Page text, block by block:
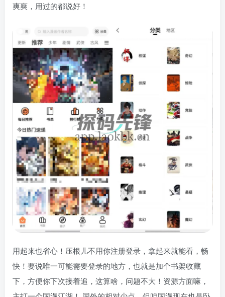
爽爽，用过的都说好！
用起来也省心！压根儿不用你注册登录，拿起来就能看，畅
快！要说唯一可能需要登录的地方，也就是加个书架收藏
下，方便你下次接着追，这算啥，问题不大！资源方面嘛，